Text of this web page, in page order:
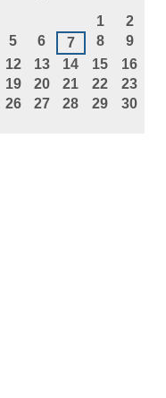
1
2
5 6 7 8
9
12 13 14 15
16
19 20 21 22
23
26 27 28 29
30